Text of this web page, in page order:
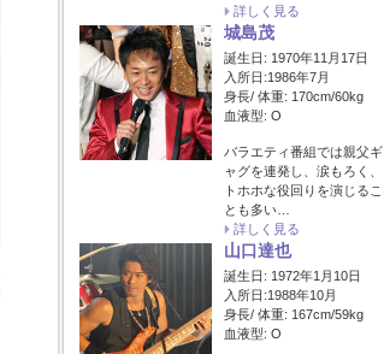
詳しく見る
城島茂
誕生日: 1970年11月17日
入所日:1986年7月
身長/ 体重: 170cm/60kg
血液型: O
バラエティ番組では親父ギ
ャグを連発し、涙もろく、
トホホな役回りを演じるこ
とも多い…
詳しく見る
山口達也
誕生日: 1972年1月10日
入所日:1988年10月
身長/ 体重: 167cm/59kg
血液型: O